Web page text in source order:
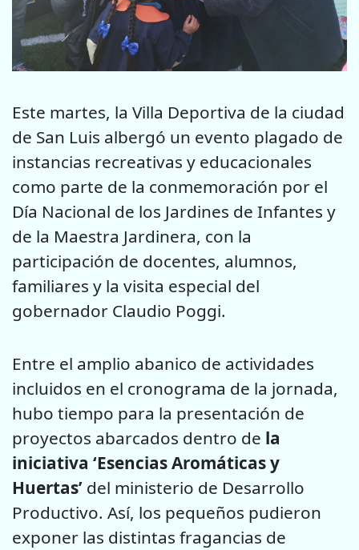
Este martes, la Villa Deportiva de la ciudad
de San Luis albergó un evento plagado de
instancias recreativas y educacionales
como parte de la conmemoración por el
Día Nacional de los Jardines de Infantes y
de la Maestra Jardinera, con la
participación de docentes, alumnos,
familiares y la visita especial del
gobernador Claudio Poggi.
Entre el amplio abanico de actividades
incluidos en el cronograma de la jornada,
hubo tiempo para la presentación de
proyectos abarcados dentro de la
iniciativa ‘Esencias Aromáticas y
Huertas’ del ministerio de Desarrollo
Productivo. Así, los pequeños pudieron
exponer las distintas fragancias de